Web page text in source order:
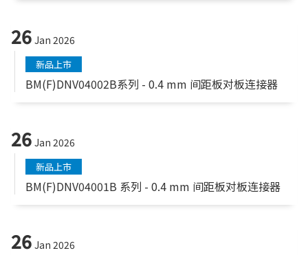
26 Jan 2026
新品上市
BM(F)DNV04002B系列 - 0.4 mm 间距板对板连接器
26 Jan 2026
新品上市
BM(F)DNV04001B 系列 - 0.4 mm 间距板对板连接器
26 Jan 2026